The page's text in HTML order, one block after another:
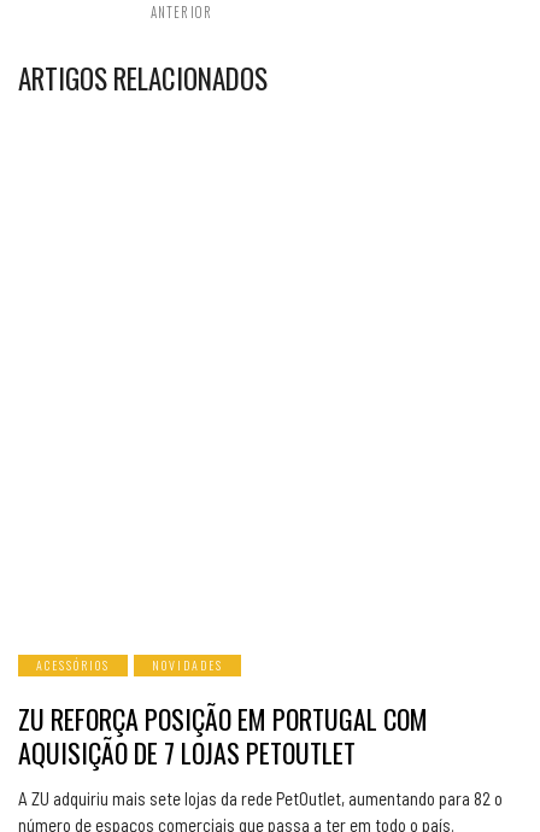
ANTERIOR
ARTIGOS RELACIONADOS
ACESSÓRIOS NOVIDADES
ZU REFORÇA POSIÇÃO EM PORTUGAL COM
AQUISIÇÃO DE 7 LOJAS PETOUTLET
A ZU adquiriu mais sete lojas da rede PetOutlet, aumentando para 82 o
número de espaços comerciais que passa a ter em todo o país.